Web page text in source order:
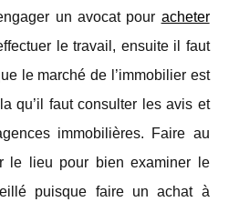
un avocat pour acheter
le travail, ensuite il faut
le marché de l’immobilier est
qu’il faut consulter les avis et
immobilières. Faire au
le lieu pour bien examiner le
puisque faire un achat à